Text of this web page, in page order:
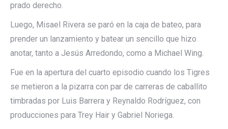
prado derecho.
Luego, Misael Rivera se paró en la caja de bateo, para
prender un lanzamiento y batear un sencillo que hizo
anotar, tanto a Jesús Arredondo, como a Michael Wing.
Fue en la apertura del cuarto episodio cuando los Tigres
se metieron a la pizarra con par de carreras de caballito
timbradas por Luis Barrera y Reynaldo Rodríguez, con
producciones para Trey Hair y Gabriel Noriega.